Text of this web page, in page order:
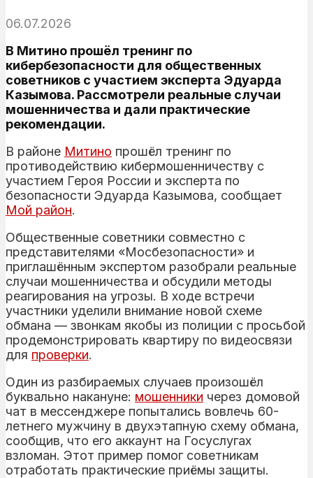
06.07.2026
В Митино прошёл тренинг по
кибербезопасности для общественных
советников с участием эксперта Эдуарда
Казымова. Рассмотрели реальные случаи
мошенничества и дали практические
рекомендации.
В районе Митино прошёл тренинг по
противодействию кибермошенничеству с
участием Героя России и эксперта по
безопасности Эдуарда Казымова, сообщает
Мой район.
Общественные советники совместно с
представителями «Мосбезопасности» и
приглашённым экспертом разобрали реальные
случаи мошенничества и обсудили методы
реагирования на угрозы. В ходе встречи
участники уделили внимание новой схеме
обмана — звонкам якобы из полиции с просьбой
продемонстрировать квартиру по видеосвязи
для проверки.
Один из разбираемых случаев произошёл
буквально накануне: мошенники через домовой
чат в мессенджере попытались вовлечь 60-
летнего мужчину в двухэтапную схему обмана,
сообщив, что его аккаунт на Госуслугах
взломан. Этот пример помог советникам
отработать практические приёмы защиты.